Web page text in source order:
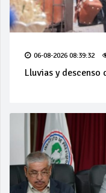
06-08-2026 08:39:32
Lluvias y descenso